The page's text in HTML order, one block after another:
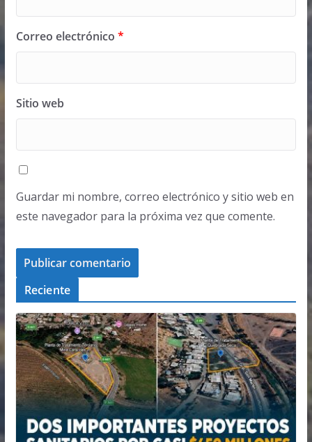
Correo electrónico *
Sitio web
Guardar mi nombre, correo electrónico y sitio web en
este navegador para la próxima vez que comente.
Reciente